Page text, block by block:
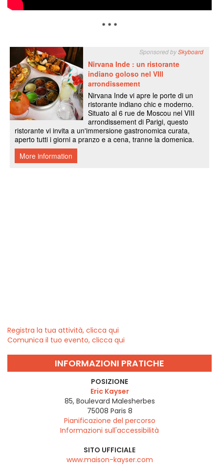
* * *
Registra la tua attività, clicca qui
Comunica il tuo evento, clicca qui
INFORMAZIONI PRATICHE
POSIZIONE
Eric Kayser
85, Boulevard Malesherbes
75008 Paris 8
Pianificazione del percorso
Informazioni sull'accessibilità
SITO UFFICIALE
www.maison-kayser.com